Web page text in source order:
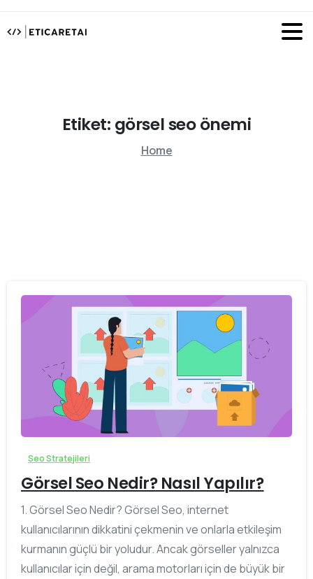
Etiket: görselseo önemi
Home
Seo Stratejileri
Görsel Seo Nedir? Nasıl Yapılır?
1. Görsel Seo Nedir? Görsel Seo, internet
kullanıcılarının dikkatini çekmenin ve onlarla etkileşim
kurmanın güçlü bir yoludur. Ancak görseller yalnızca
kullanıcılar için değil, arama motorları için de büyük bir